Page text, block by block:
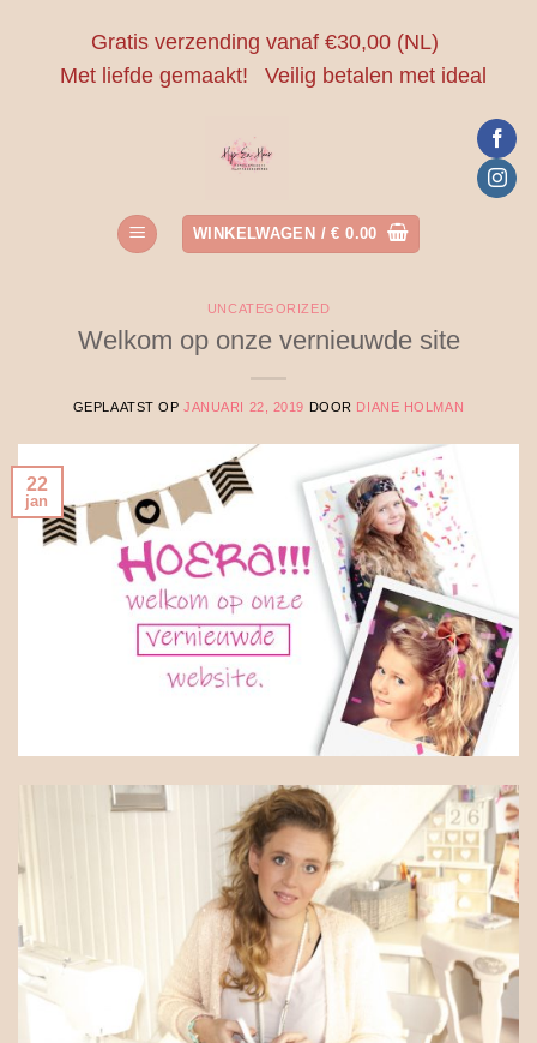
Gratis verzending vanaf €30,00 (NL)
Met liefde gemaakt!
Veilig betalen met ideal
WINKELWAGEN /€ 0.00
UNCATEGORIZED
Welkom op onze vernieuwde site
GEPLAATST OPJANUARI 22, 2019 DOOR DIANE HOLMAN
22
jan